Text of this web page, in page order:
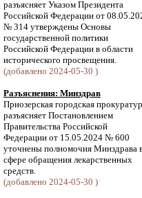
разъясняет Указом Президента
Российской Федерации от
№ 314 утверждены Основы
государственной политики
Российской Федерации в области
исторического просвещения.
(добавлено 2024-05-30 )
Разъяснения: Минздрав
Приозерская городская
разъясняет Постановлением
Правительства Российской
Федерации от 15.05.2024 № 600
уточнены полномочия Минздрава
сфере обращения лекарственных
средств.
(добавлено 2024-05-30 )